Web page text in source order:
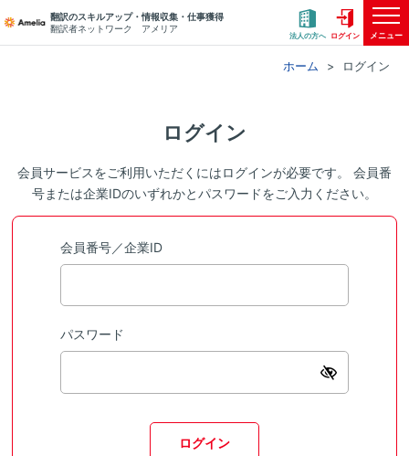
翻訳のスキルアップ・情報収集・仕事獲得
翻訳者ネットワーク アメリア
法人の方へ ログイン メニュー
ホーム ログイン
ログイン
会員サービスをご利用いただくにはログインが必要です。 会員番
号または企業IDのいずれかとパスワードをご入力ください。
会員番号／企業ID
パスワード
ログイン